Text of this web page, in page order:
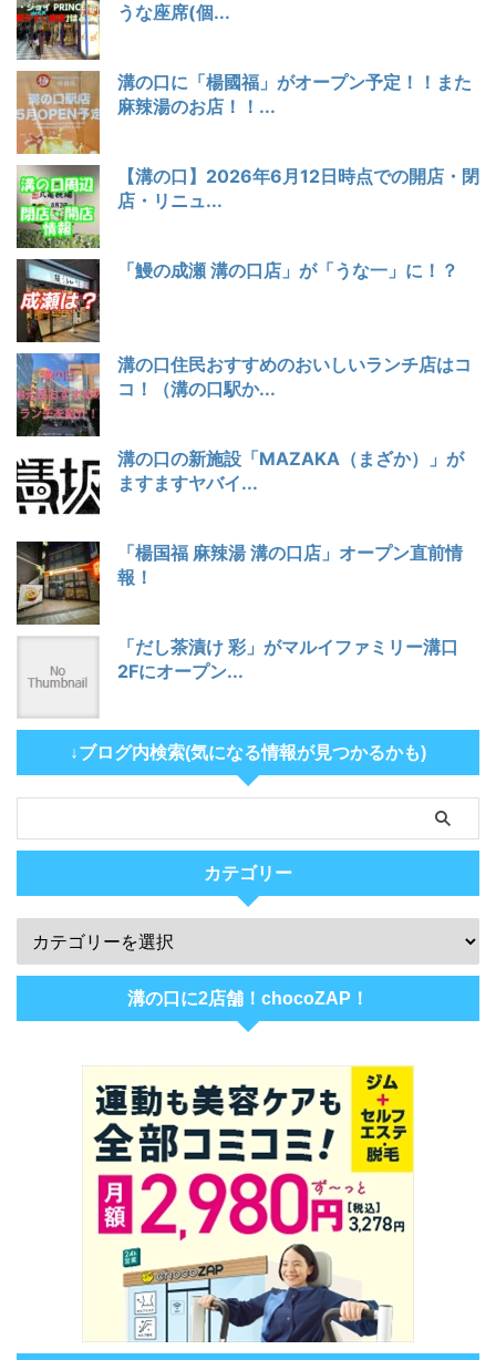
うな座席(個...
溝の口に「楊國福」がオープン予定！！また
麻辣湯のお店！！...
【溝の口】2026年6月12日時点での開店・閉
店・リニュ...
「鰻の成瀬 溝の口店」が「うな一」に！？
溝の口住民おすすめのおいしいランチ店はコ
コ！（溝の口駅か...
溝の口の新施設「MAZAKA（まざか）」が
ますますヤバイ...
「楊国福 麻辣湯 溝の口店」オープン直前情
報！
「だし茶漬け 彩」がマルイファミリー溝口
2Fにオープン...
↓ブログ内検索(気になる情報が見つかるかも)
カテゴリー
溝の口に2店舗！chocoZAP！